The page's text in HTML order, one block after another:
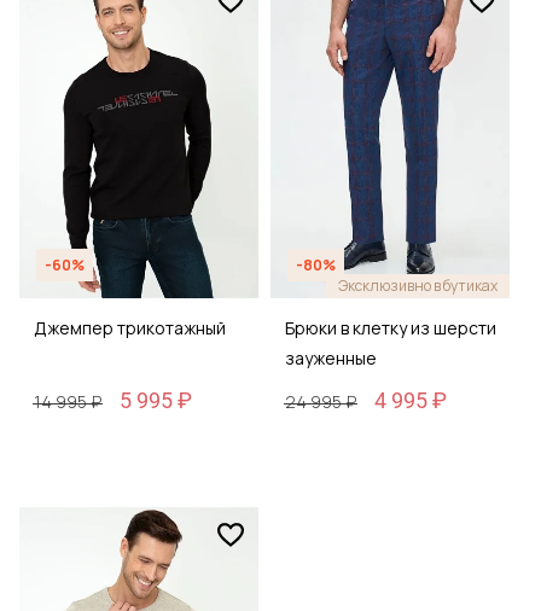
-60%
Джемпер трикотажный
14 995 ₽ 5 995 ₽
-80%
Эксклюзивно в бутиках
Брюки в клетку из шерсти
зауженные
24 995 ₽
4 995 ₽